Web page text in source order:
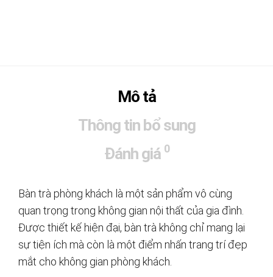
Mô tả
Thông tin bổ sung
Đánh giá 0
Bàn trà phòng khách là một sản phẩm vô cùng
quan trọng trong không gian nội thất của gia đình.
Được thiết kế hiện đại, bàn trà không chỉ mang lại
sự tiện ích mà còn là một điểm nhấn trang trí đẹp
mắt cho không gian phòng khách.